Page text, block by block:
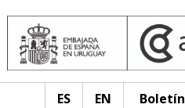
ES EN Boletín